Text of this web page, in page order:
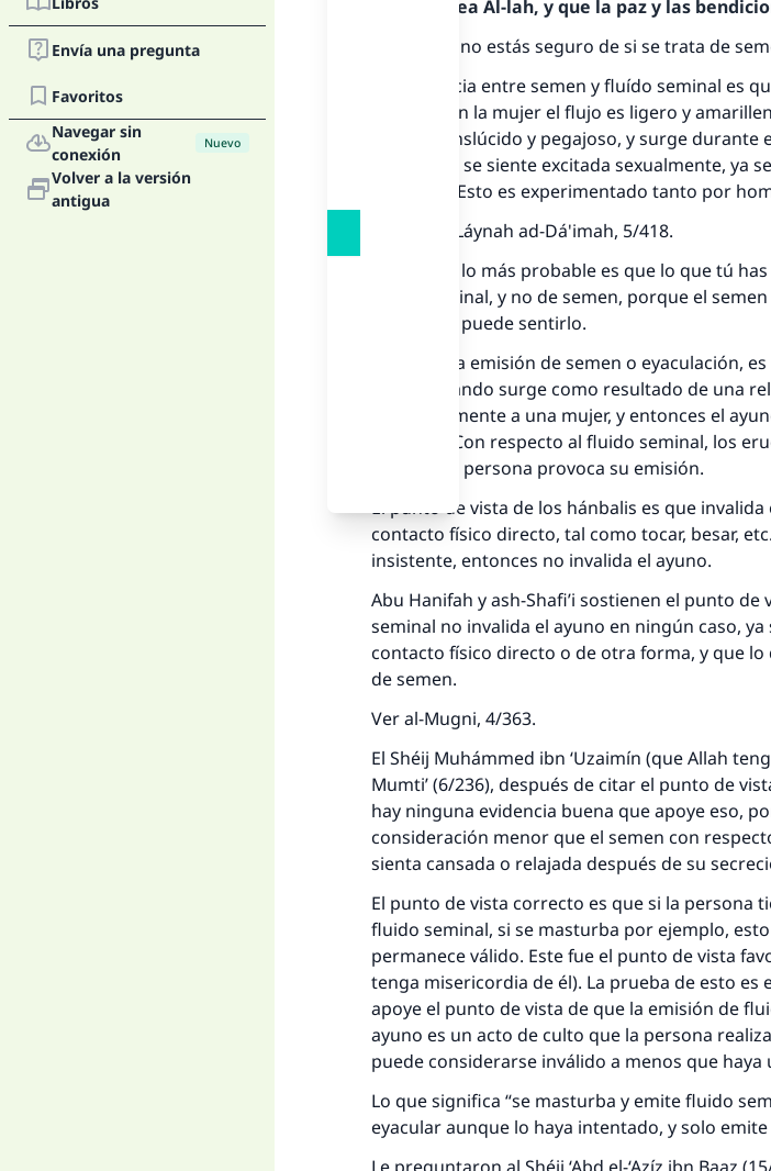
Envía una pregunta
Favoritos
Navegar sin
conexión
Nuevo
Volver a la versión
antigua
Alabado sea Al-lah, y que la paz y las
Al parecer no estás seguro de si se trata de
La diferencia entre semen y fluído seminal es
blanca, y en la mujer el flujo es ligero y
ligero, translúcido y pegajoso, y surge
la persona se siente excitada sexualmente, ya
mirar, etc. Esto es experimentado tanto por
Fatáwa al-Láynah ad-Dá'imah, 5/418.
Al parecer, lo más probable es que lo que tú
fluido seminal, y no de semen, porque el
el hombre puede sentirlo.
Provocar la emisión de semen o eyaculación,
ayuno, cuando surge como resultado de una
insistentemente a una mujer, y entonces el
. Con respecto al fluido seminal, los
ayuno si la persona provoca su emisión.
El punto de vista de los hánbalis es que
contacto físico directo, tal como tocar, besar,
insistente, entonces no invalida el ayuno.
Abu Hanifah y ash-Shafi’i sostienen el punto
seminal no invalida el ayuno en ningún caso,
contacto físico directo o de otra forma, y que lo
de semen.
Ver al-Mugni, 4/363.
El Shéij Muhámmed ibn ‘Uzaimín (que Allah
Mumti’ (6/236), después de citar el punto de
hay ninguna evidencia buena que apoye eso,
consideración menor que el semen con
sienta cansada o relajada después de su
El punto de vista correcto es que si la persona
fluido seminal, si se masturba por ejemplo,
permanece válido. Este fue el punto de vista
tenga misericordia de él). La prueba de esto es
apoye el punto de vista de que la emisión de
ayuno es un acto de culto que la persona
puede considerarse inválido a menos que
Lo que significa “se masturba y emite fluido
eyacular aunque lo haya intentado, y solo